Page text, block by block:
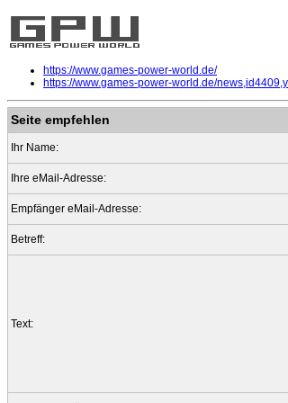
https://www.games-power-world.de/
https://www.games-power-world.de/
Seite empfehlen
Ihr Name:
Ihre eMail-Adresse:
Empfänger eMail-Adresse:
Betreff:
Text: